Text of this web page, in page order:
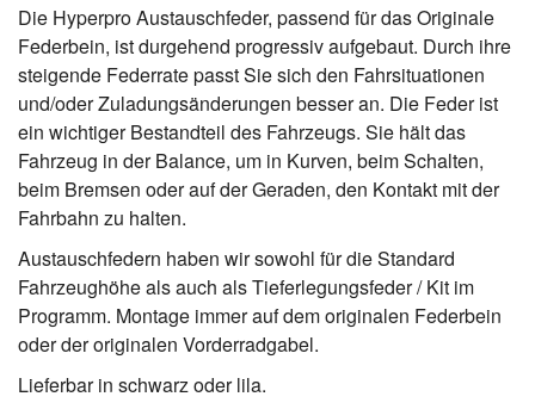
Die Hyperpro Austauschfeder, passend für das Originale
Federbein, ist durgehend progressiv aufgebaut. Durch ihre
steigende Federrate passt Sie sich den Fahrsituationen
und/oder Zuladungsänderungen besser an. Die Feder ist
ein wichtiger Bestandteil des Fahrzeugs. Sie hält das
Fahrzeug in der Balance, um in Kurven, beim Schalten,
beim Bremsen oder auf der Geraden, den Kontakt mit der
Fahrbahn zu halten.
Austauschfedern haben wir sowohl für die Standard
Fahrzeughöhe als auch als Tieferlegungsfeder / Kit im
Programm. Montage immer auf dem originalen Federbein
oder der originalen Vorderradgabel.
Lieferbar in schwarz oder lila.